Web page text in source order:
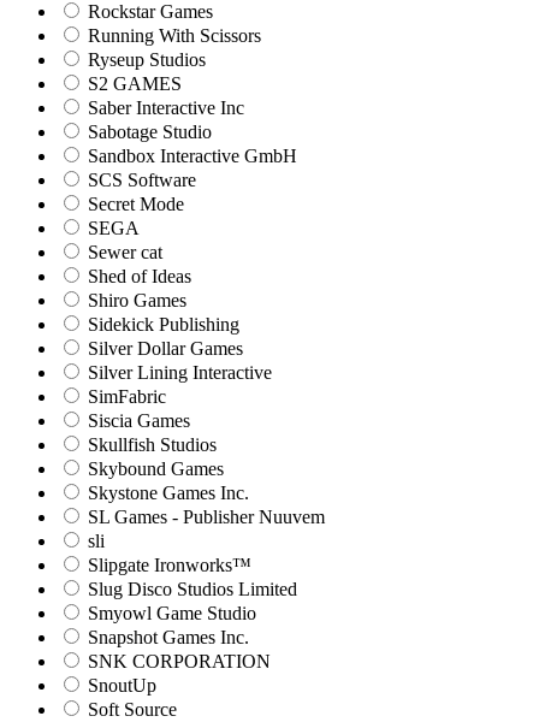
Rockstar Games
Running With Scissors
Ryseup Studios
S2 GAMES
Saber Interactive Inc
Sabotage Studio
Sandbox Interactive GmbH
SCS Software
Secret Mode
SEGA
Sewer cat
Shed of Ideas
Shiro Games
Sidekick Publishing
Silver Dollar Games
Silver Lining Interactive
SimFabric
Siscia Games
Skullfish Studios
Skybound Games
Skystone Games Inc.
SL Games - Publisher Nuuvem
sli
Slipgate Ironworks™
Slug Disco Studios Limited
Smyowl Game Studio
Snapshot Games Inc.
SNK CORPORATION
SnoutUp
Soft Source